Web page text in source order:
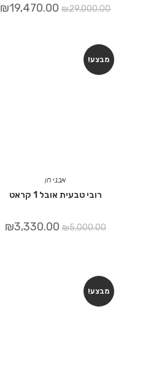
₪29,000.00
₪19,470.00
מבצע!
אבני חן
רובי טבעית אובל 1 קראט
₪5,000.00
₪3,330.00
מבצע!